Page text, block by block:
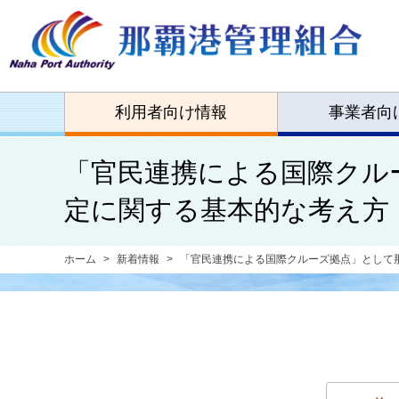
利用者向け情報 事業者向
「官民連携による国際ク
定に関する基本的な考え方
ホーム 新着情報 「官民連携による国際クルーズ拠点」とし